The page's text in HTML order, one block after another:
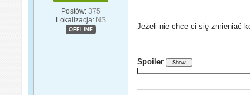
Postów: 375
Lokalizacja: NS
OFFLINE Jeżeli nie chce ci się zmieniać
Spoiler